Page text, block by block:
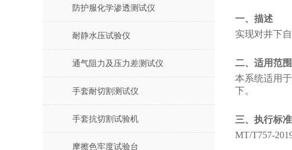
防护服化学渗透测试仪
耐静水压试验仪
通气阻力及压力差测试仪
手套耐切割测试仪
手套抗切割试验机
摩擦色牢度试验台
一、描述
实现对井下
二、适用范
本系统适用
下。
三、执行标准
MT/T757-